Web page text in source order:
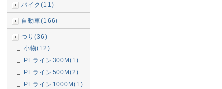
バイク(11)
自動車(166)
つり(36)
小物(12)
PEライン300M(1)
PEライン500M(2)
PEライン1000M(1)